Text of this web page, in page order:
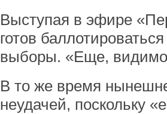
Выступая в эфире
готов
выборы. «Еще,
В то же время
неудачей, поскольку